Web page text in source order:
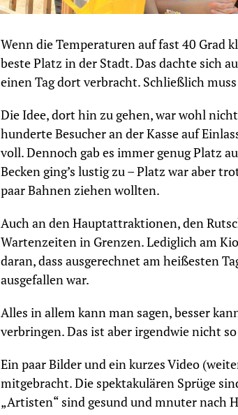
Wenn die Temperaturen auf fast 40 Grad
beste Platz in der Stadt. Das dachte sich
einen Tag dort verbracht. Schließlich
Die Idee, dort hin zu gehen, war wohl
hunderte Besucher an der Kasse auf
voll. Dennoch gab es immer genug Platz
Becken ging’s lustig zu – Platz war aber
paar Bahnen ziehen wollten.
Auch an den Hauptattraktionen, den
Wartenzeiten in Grenzen. Lediglich am
daran, dass ausgerechnet am heißesten
ausgefallen war.
Alles in allem kann man sagen, besser
verbringen. Das ist aber irgendwie nicht
Ein paar Bilder und ein kurzes Video
mitgebracht. Die spektakulären Sprüge
„Artisten“ sind gesund und mnuter nach